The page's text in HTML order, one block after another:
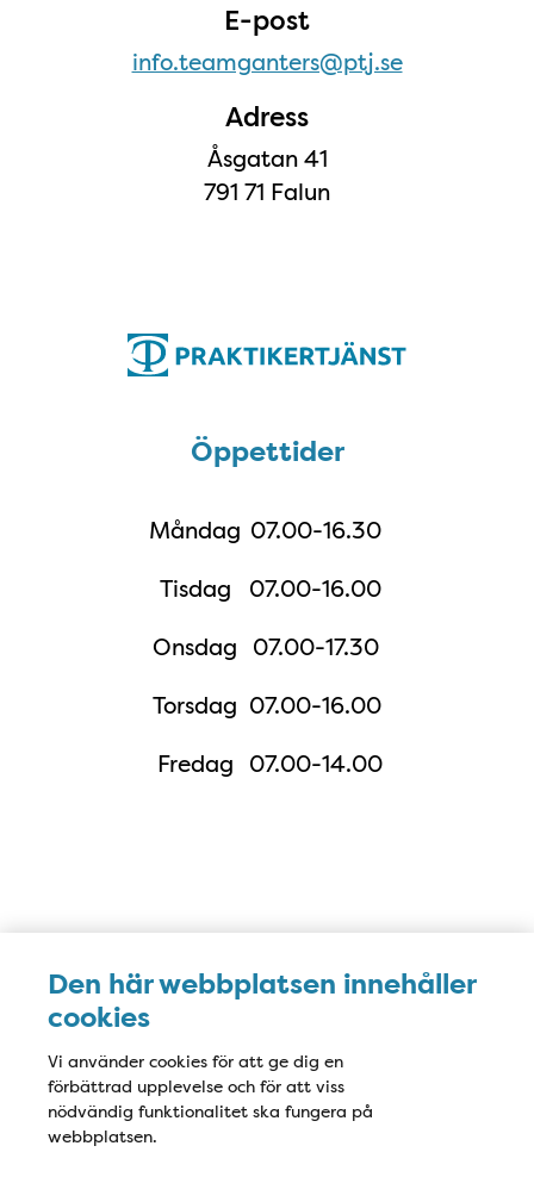
Den här webbplatsen innehåller
cookies
Vi använder cookies för att ge dig en
förbättrad upplevelse och för att viss
nödvändig funktionalitet ska fungera på
webbplatsen.
E-post
info.teamganters@ptj.se
Adress
Åsgatan 41
791 71 Falun
Öppettider
Måndag 07.00-16.30
Tisdag
07.00-16.00
Onsdag 07.00-17.30
Torsdag 07.00-16.00
Fredag 07.00-14.00
Karta